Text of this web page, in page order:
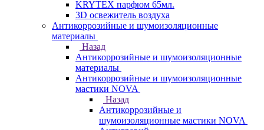
KRYTEX парфюм 65мл.
3D освежитель воздуха
Антикоррозийные и шумоизоляционные
материалы
Назад
Антикоррозийные и шумоизоляционные
материалы
Антикоррозийные и шумоизоляционные
мастики NOVA
Назад
Антикоррозийные и
шумоизоляционные мастики NOVA